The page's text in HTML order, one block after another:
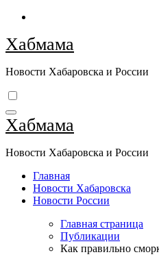
Перейти
содержимому
Хабмама
Новости Хабаровска и России
Хабмама
Новости Хабаровска и России
Главная
Новости Хабаровска
Новости России
Главная страница
Публикации
Как правильно